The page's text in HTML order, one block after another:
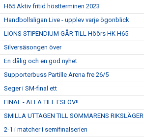
H65 Aktiv fritid höstterminen 2023
Handbollsligan Live - upplev varje ögonblick
LIONS STIPENDIUM GÅR TILL Höörs HK H65
Silversäsongen över
En dålig och en god nyhet
Supporterbuss Partille Arena fre 26/5
Seger i SM-final ett
FINAL - ALLA TILL ESLÖV!!
SMILLA UTTAGEN TILL SOMMARENS RIKSLÄGER
2-1 i matcher i semifinalserien